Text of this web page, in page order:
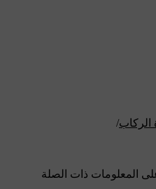
الركاب/
المعلومات ذات الصلة